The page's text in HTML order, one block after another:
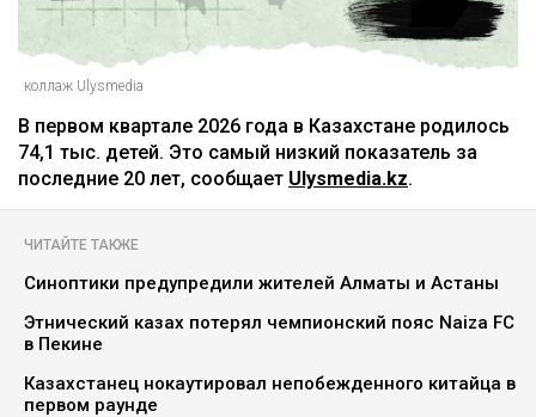
коллаж Ulysmedia
В первом квартале 2026 года в Казахстане родилось
74,1 тыс. детей. Это самый низкий показатель за
последние 20 лет, сообщает Ulysmedia.kz.
ЧИТАЙТЕ ТАКЖЕ
Синоптики предупредили жителей Алматы и Астаны
Этнический казах потерял чемпионский пояс Naiza FC
в Пекине
Казахстанец нокаутировал непобежденного китайца в
первом раунде